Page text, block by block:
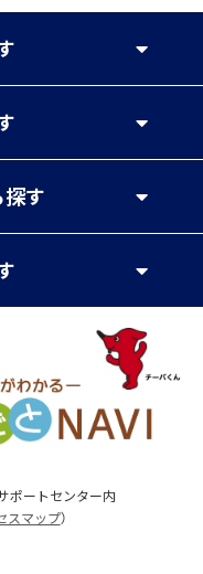
す
ポートセンター内
スマップ）